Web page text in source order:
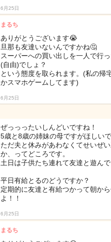
6月25日
まるち
ありがとうございます😭
旦那も友達いないんですかね🤔
スーパーへの買い出しを一人で行
(自由)でしょ？
という態度を取られます。(私の帰
かスマホゲームしてます)
6月25日
ぜっっったいしんどいですね！
5歳と8歳の姉妹の母ですがほしい
ただ夫と休みがあわなくてせいぜ
か、ってどころです。
土日は子供たち連れて友達と遊ん
平日有給とるのどうですか？
定期的に友達と有給つかって朝か
よ！！
6月25日
まるち